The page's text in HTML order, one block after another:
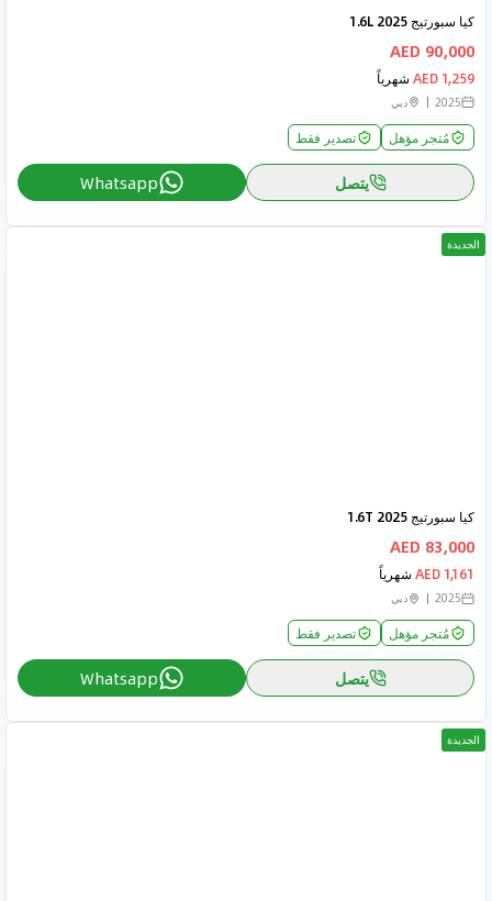
كيا سبورتيج 2025 1.6L
90,000 AED
1,259 AED شهرياً
2025 دبي
مُتجر مؤهل تصدير فقط
يتصل Whatsapp
الجديدة
كيا سبورتيج 2025 1.6T
83,000 AED
1,161 AED شهرياً
2025 دبي
مُتجر مؤهل تصدير فقط
يتصل Whatsapp
الجديدة